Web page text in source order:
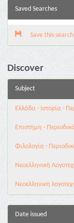
Saved Searches
Save this search
Discover
Subject
Ελλάδα - Ιστορία -
Επιστήμη -
Φιλολογία -
Νεοελληνική
Νεοελληνική
Date issued